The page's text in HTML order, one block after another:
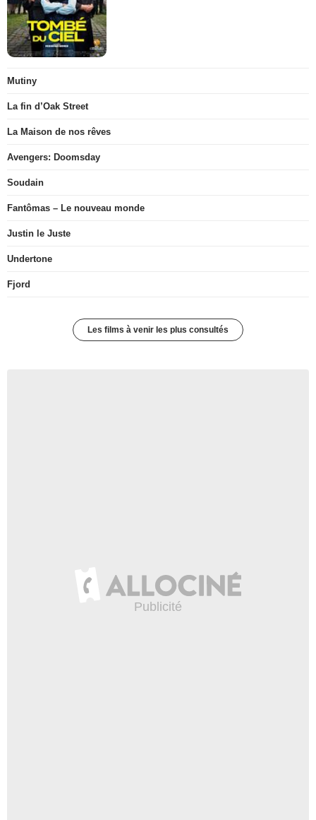
Mutiny
La fin d’Oak Street
La Maison de nos rêves
Avengers: Doomsday
Soudain
Fantômas – Le nouveau monde
Justin le Juste
Undertone
Fjord
Les films à venir les plus consultés